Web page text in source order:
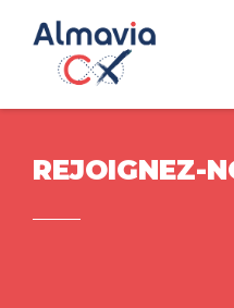
REJOIGNEZ-